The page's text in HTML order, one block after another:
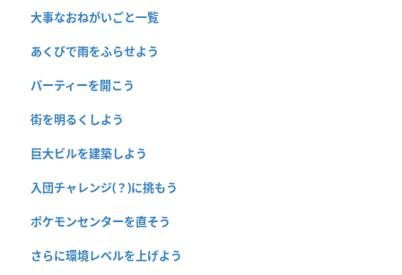
大事なおねがいごと一覧
あくびで雨をふらせよう
パーティーを開こう
街を明るくしよう
巨大ビルを建築しよう
入団チャレンジ(？)に挑もう
ポケモンセンターを直そう
さらに環境レベルを上げよう